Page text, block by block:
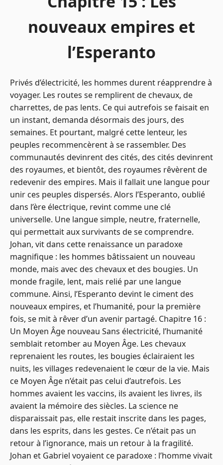
nouveaux empires et
l’Esperanto
Privés d’électricité, les hommes durent réapprendre à
voyager. Les routes se remplirent de chevaux, de
charrettes, de pas lents. Ce qui autrefois se faisait en
un instant, demanda désormais des jours, des
semaines. Et pourtant, malgré cette lenteur, les
peuples recommencèrent à se rassembler. Des
communautés devinrent des cités, des cités devinrent
des royaumes, et bientôt, des royaumes rêvèrent de
redevenir des empires. Mais il fallait une langue pour
unir ces peuples dispersés. Alors l’Esperanto, oublié
dans l’ère électrique, revint comme une clé
universelle. Une langue simple, neutre, fraternelle,
qui permettait aux survivants de se comprendre.
Johan, vit dans cette renaissance un paradoxe
magnifique : les hommes bâtissaient un nouveau
monde, mais avec des chevaux et des bougies. Un
monde fragile, lent, mais relié par une langue
commune. Ainsi, l’Esperanto devint le ciment des
nouveaux empires, et l’humanité, pour la première
fois, se mit à rêver d’un avenir partagé. Chapitre 16 :
Un Moyen Âge nouveau Sans électricité, l’humanité
semblait retomber au Moyen Âge. Les chevaux
reprenaient les routes, les bougies éclairaient les
nuits, les villages redevenaient le cœur de la vie. Mais
ce Moyen Âge n’était pas celui d’autrefois. Les
hommes avaient les vaccins, ils avaient les livres, ils
avaient la mémoire des siècles. La science ne
disparaissait pas, elle restait inscrite dans les pages,
dans les esprits, dans les gestes. Ce n’était pas un
retour à l’ignorance, mais un retour à la fragilité.
Johan et Gabriel voyaient ce paradoxe : l’homme vivait